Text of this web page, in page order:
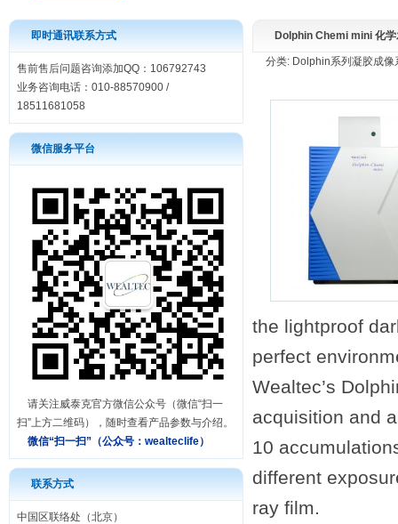
即时通讯联系方式
售前售后问题咨询添加QQ：106792743
业务咨询电话：010-88570900 /
18511681058
微信服务平台
请关注威泰克官方微信公众号（微信“扫一
扫”上方二维码），随时查看产品参数与介绍。
微信“扫一扫”（公众号： wealteclife）
联系方式
中国区联络处（北京）
Dolphin Chemi mini 化
分类: Dolphin系列凝胶成
the lightproof
perfect
Wealtec’s
acquisition and
10
different
ray film.